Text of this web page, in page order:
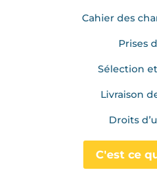
Cahier des
Prises
Sélection
Livraison
Droits
C'est ce